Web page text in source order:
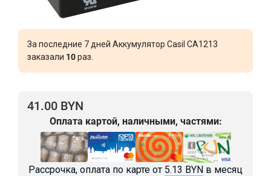
За последние 7 дней Аккумулятор Casil CA1213
заказали 10раз.
41.00 BYN
Оплата картой, наличными, частями:
Рассрочка, оплата по карте от 5.13 BYN в месяц